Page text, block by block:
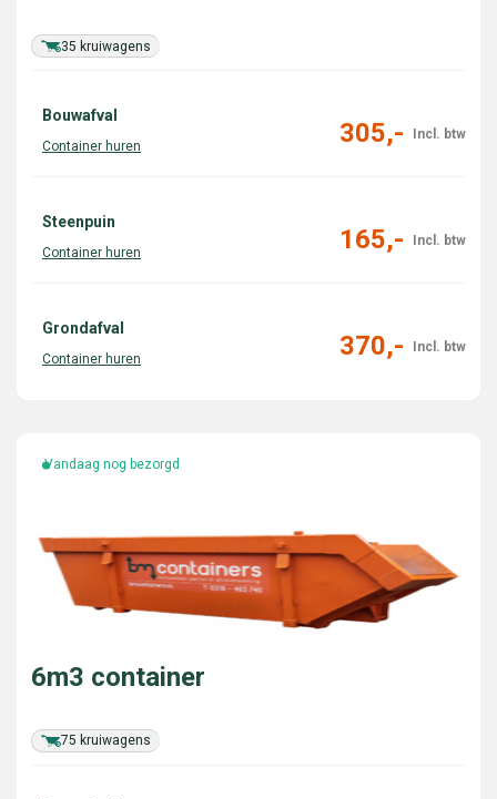
35 kruiwagens
Bouwafval
305,-
Steenpuin
165,-
Grondafval
370,-
Vandaag nog bezorgd
75 kruiwagens
6m3 container